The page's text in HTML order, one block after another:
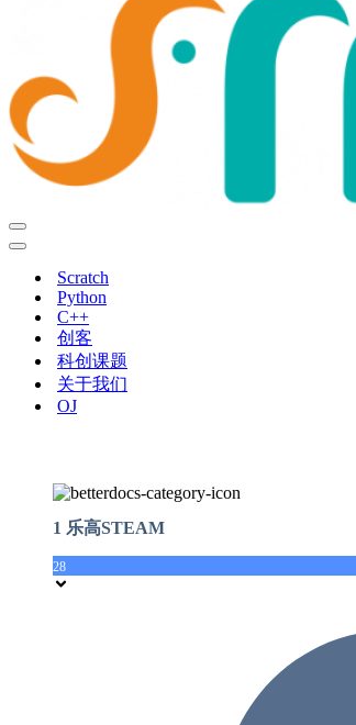
导
航
导
Scratch
Python
C++
创客
科创课题
关于我们
OJ
1 乐高STEAM
28